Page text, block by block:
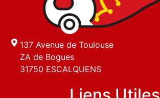
137 Avenue de Toulouse
ZA de Bogues
31750 ESCALQUENS